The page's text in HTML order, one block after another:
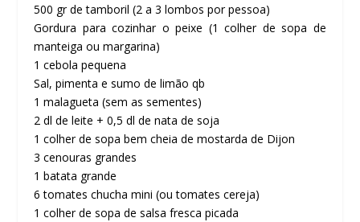
500 gr de tamboril (2 a 3 lombos por pessoa)
Gordura para cozinhar o peixe (1 colher de sopa de
manteiga ou margarina)
1 cebola pequena
Sal, pimenta e sumo de limão qb
1 malagueta (sem as sementes)
2 dl de leite + 0,5 dl de nata de soja
1 colher de sopa bem cheia de mostarda de Dijon
3 cenouras grandes
1 batata grande
6 tomates chucha mini (ou tomates cereja)
1 colher de sopa de salsa fresca picada